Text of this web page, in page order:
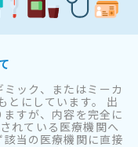
ック、またはミーカ
とにしています。 出
すが、内容を完全に
れている医療機関へ
当の医療機関に直接